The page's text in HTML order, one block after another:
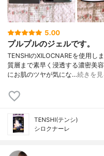
5.00
プルプルのジェルです。
TENSHIのXILOCNAREを使用し
質層まで素早く浸透する濃密美
にお肌のツヤが気にな…続きを見
TENSHI(テンシ)
シロクナーレ